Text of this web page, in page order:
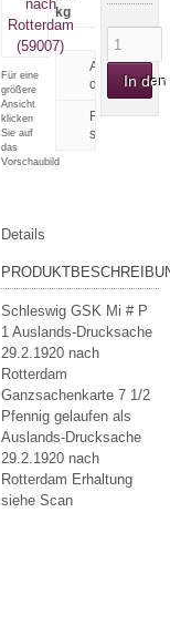
Für eine
größere
Ansicht
klicken
Sie auf
das
Vorschaubild
kg
drucken
Rezension
schreiben
In
Details
Schleswig GSK Mi # P
1 Auslands-Drucksache
29.2.1920 nach
Rotterdam
Ganzsachenkarte 7 1/2
Pfennig gelaufen als
Auslands-Drucksache
29.2.1920 nach
Rotterdam Erhaltung
siehe Scan